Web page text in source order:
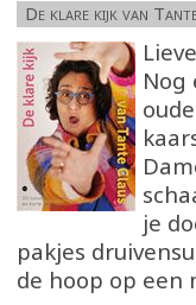
De klare kijk van
Nog
je
pakjes
de hoop op een